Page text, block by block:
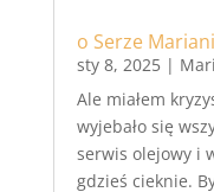
o Serze
sty 8, 2025|
Ale miałem
wyjebało się
serwis olejowy i
gdzieś cieknie.